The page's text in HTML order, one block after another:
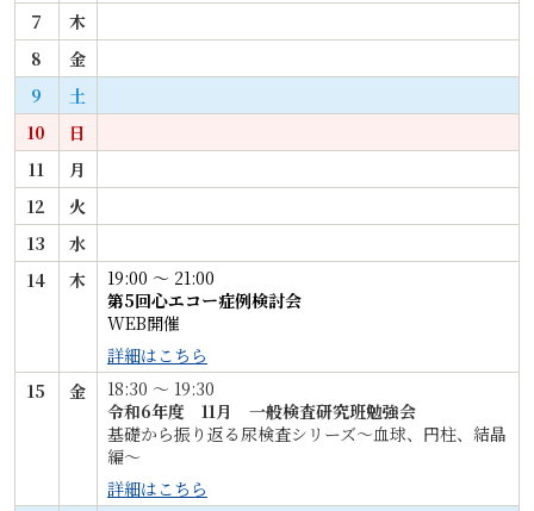
7
木
8
金
9
土
10
日
11
月
12
火
13
水
14
木
19:00 〜 21:00
第5回心エコー症例検討会
WEB開催
詳細はこちら
15
金
18:30 〜 19:30
令和6年度 11月 一般検査研究班勉強会
基礎から振り返る尿検査シリーズ～血球、円柱、結晶
編～
詳細はこちら